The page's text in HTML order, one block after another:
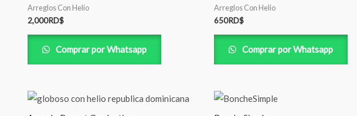
Arreglos Con Helio
2,000RD$
Comprar por Whatsapp
Arreglos Con Helio
650RD$
Comprar por Whatsapp